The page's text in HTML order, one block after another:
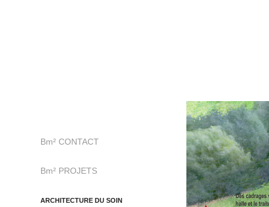
Bm² CONTACT
Bm² PROJETS
ARCHITECTURE DU SOIN